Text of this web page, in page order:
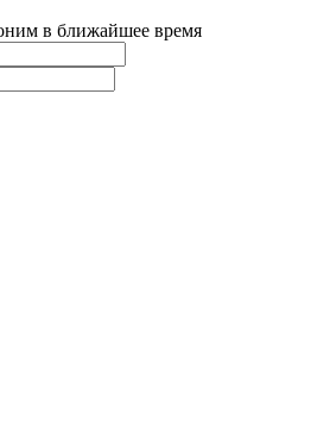
в ближайшее время